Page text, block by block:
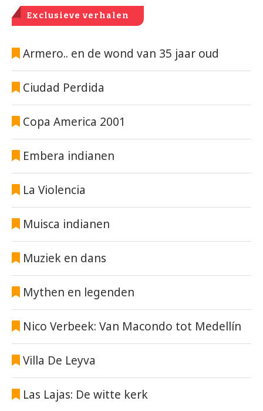
Exclusieve verhalen
Armero.. en de wond van 35 jaar oud
Ciudad Perdida
Copa America 2001
Embera indianen
La Violencia
Muisca indianen
Muziek en dans
Mythen en legenden
Nico Verbeek: Van Macondo tot Medellín
Villa De Leyva
Las Lajas: De witte kerk